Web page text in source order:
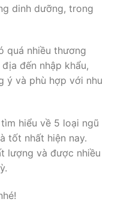
dinh dưỡng, trong
quá nhiều thương
đến nhập khẩu,
ý và phù hợp với nhu
hiểu về 5 loại ngũ
tốt nhất hiện nay.
lượng và được nhiều